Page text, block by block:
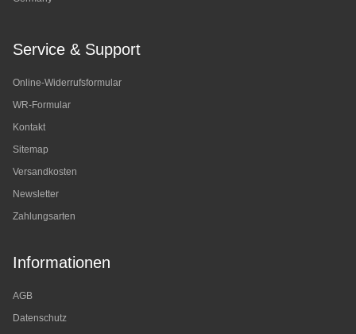
Service & Support
Online-Widerrufsformular
WR-Formular
Kontakt
Sitemap
Versandkosten
Newsletter
Zahlungsarten
Informationen
AGB
Datenschutz